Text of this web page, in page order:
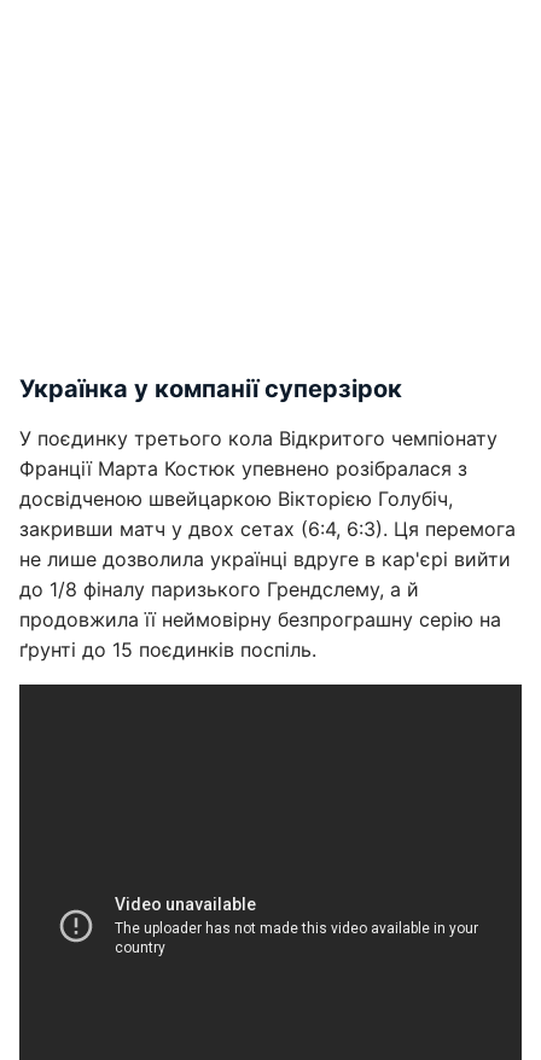
Українка у компанії суперзірок
У поєдинку третього кола Відкритого чемпіонату
Франції Марта Костюк упевнено розібралася з
досвідченою швейцаркою Вікторією Голубіч,
закривши матч у двох сетах (6:4, 6:3). Ця перемога
не лише дозволила українці вдруге в кар'єрі вийти
до 1/8 фіналу паризького Грендслему, а й
продовжила її неймовірну безпрограшну серію на
ґрунті до 15 поєдинків поспіль.